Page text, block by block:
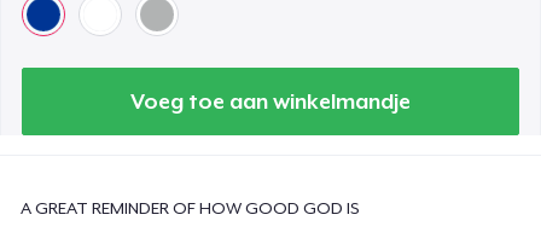
Voeg toe aan winkelmandje
A GREAT REMINDER OF HOW GOOD GOD IS